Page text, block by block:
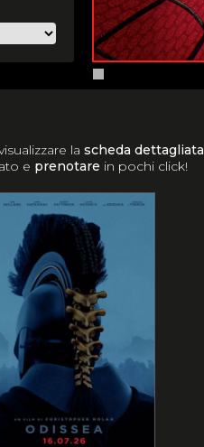
la scheda dettagliata
e prenotare in pochi click!